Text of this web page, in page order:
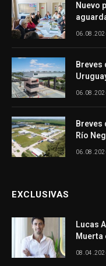
Nuevo
Breves
Breves
Río
EXCLUSIVAS
Lucas
Muerta